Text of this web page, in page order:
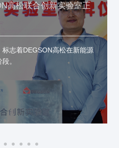
高松联合创新实验室正
志着DEGSON高松在新能源
。